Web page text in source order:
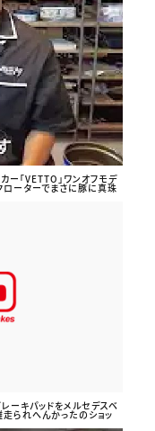
ー「VETTO」ワンオフモデ
ローターでまさに豚に真珠
ーキパッドをメルセデスベ
走られへんかったのショッ